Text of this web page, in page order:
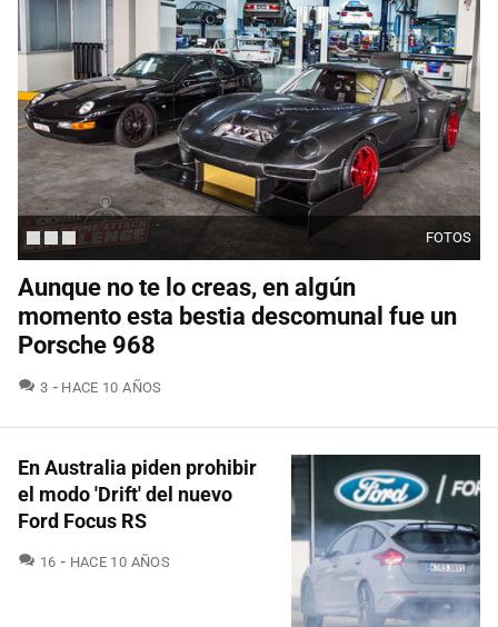
FOTOS
Aunque no te lo creas, en algún
momento esta bestia descomunal fue un
Porsche 968
3 COMENTARIOS
HACE 10 AÑOS
En Australia piden prohibir
el modo 'Drift' del nuevo
Ford Focus RS
16 COMENTARIOS
HACE 10 AÑOS